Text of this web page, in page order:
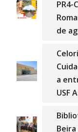
PR4-
de
a
USF